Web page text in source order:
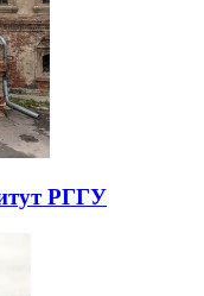
РГГУ